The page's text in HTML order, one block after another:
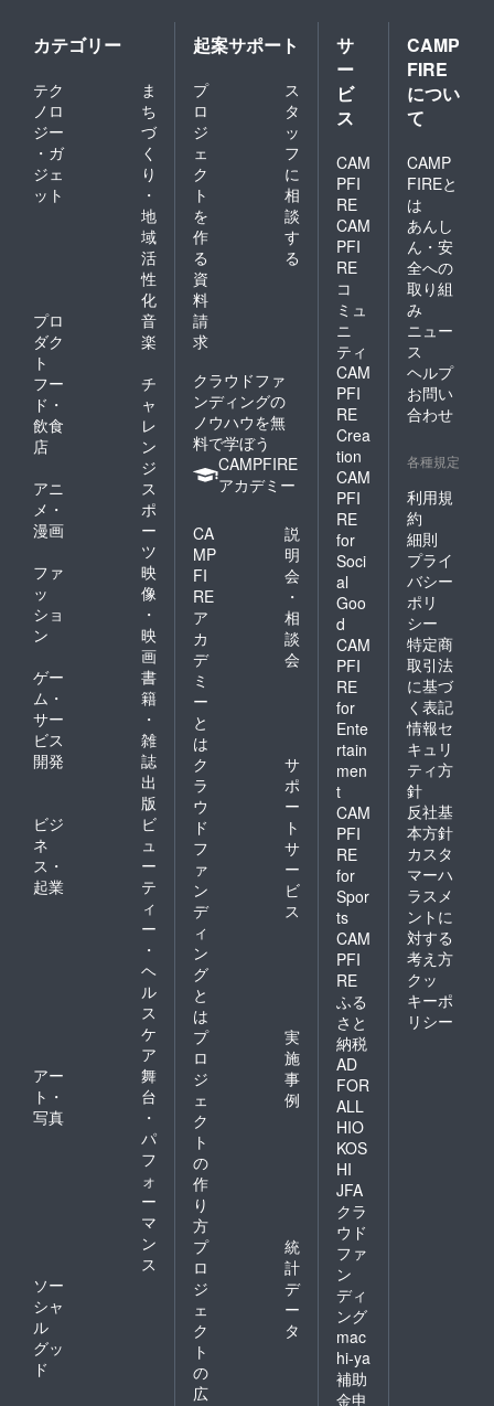
カテゴリー
テク
ノロ
ジー
・ガ
ジェ
ット
ま
ち
づ
く
り
・
地
域
活
性
化
プロ
ダク
ト
音
楽
フー
ド・
飲食
店
チ
ャ
レ
ン
ジ
アニ
メ・
漫画
ス
ポ
ー
ツ
ファ
ッ
ショ
ン
映
像
・
映
画
ゲー
ム・
サー
ビス
開発
書
籍
・
雑
誌
出
版
ビジ
ネ
ス・
起業
ビ
ュ
ー
テ
ィ
ー
・
ヘ
ル
ス
ケ
ア
アー
ト・
写真
舞
台
・
パ
フ
ォ
ー
マ
ン
ス
ソー
シャ
ル
グッ
ド
起案サポート
プ
ロ
ジ
ェ
ク
ト
を
作
る
ス
タ
ッ
フ
に
相
談
す
る
資
料
請
求
クラウドファ
ンディングの
ノウハウを無
料で学ぼう
CAMPFIRE
アカデミー
CA
MP
FI
RE
ア
カ
デ
ミ
ー
と
は
説
明
会
・
相
談
会
ク
ラ
ウ
ド
フ
ァ
ン
デ
ィ
ン
グ
と
は
サ
ポ
ー
ト
サ
ー
ビ
ス
プ
ロ
ジ
ェ
ク
ト
の
作
り
方
実
施
事
例
プ
ロ
ジ
ェ
ク
ト
の
広
統
計
デ
ー
タ
サ
ー
ビ
ス
CAM
PFI
RE
CAM
PFI
RE
コ
ミュ
ニ
ティ
CAM
PFI
RE
Crea
tion
CAM
PFI
RE
for
Soci
al
Goo
d
CAM
PFI
RE
for
Ente
rtain
men
t
CAM
PFI
RE
for
Spor
ts
CAM
PFI
RE
ふる
さと
納税
AD
FOR
ALL
HIO
KOS
HI
JFA
クラ
ウド
ファ
ン
ディ
ング
mac
hi-ya
補助
金申
CAMP
FIRE
につい
て
CAMP
FIREと
は
あんし
ん・安
全への
取り組
み
ニュー
ス
ヘルプ
お問い
合わせ
各種規定
利用規
約
細則
プライ
バシー
ポリ
シー
特定商
取引法
に基づ
く表記
情報セ
キュリ
ティ方
針
反社基
本方針
カスタ
マーハ
ラスメ
ントに
対する
考え方
クッ
キーポ
リシー